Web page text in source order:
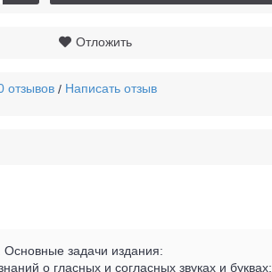
Отложить
отзывов / Написать отзыв
задачи издания:
о гласных и согласных звуках и буквах;